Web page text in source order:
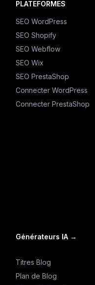
PLATEFORMES
SEO WordPress
SEO Shopify
SEO Webflow
SEO Wix
SEO PrestaShop
Connecter WordPress
Connecter PrestaShop
Générateurs IA →
Titres Blog
Plan de Blog